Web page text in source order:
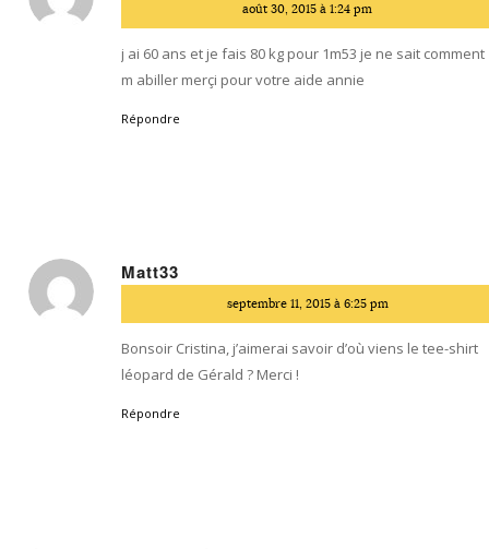
:
août 30, 2015 à 1:24 pm
j ai 60 ans et je fais 80 kg pour 1m53 je ne sait comment
m abiller merçi pour votre aide annie
Répondre
Matt33
:
septembre 11, 2015 à 6:25 pm
Bonsoir Cristina, j’aimerai savoir d’où viens le tee-shirt
léopard de Gérald ? Merci !
Répondre